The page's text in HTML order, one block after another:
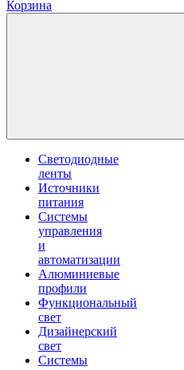
Корзина
Светодиодные
ленты
Источники
питания
Системы
управления
и
автоматизации
Алюминиевые
профили
Функциональный
свет
Дизайнерский
свет
Системы